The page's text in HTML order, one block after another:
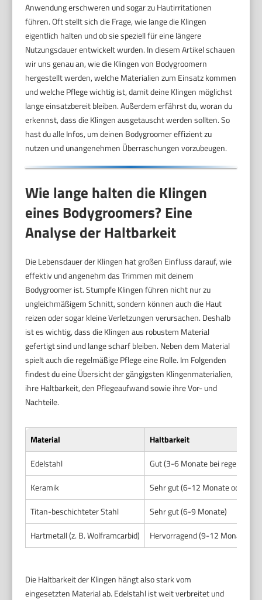
Anwendung erschweren und sogar zu Hautirritationen
führen. Oft stellt sich die Frage, wie lange die Klingen
eigentlich halten und ob sie speziell für eine längere
Nutzungsdauer entwickelt wurden. In diesem Artikel schauen
wir uns genau an, wie die Klingen von Bodygroomern
hergestellt werden, welche Materialien zum Einsatz kommen
und welche Pflege wichtig ist, damit deine Klingen möglichst
lange einsatzbereit bleiben. Außerdem erfährst du, woran du
erkennst, dass die Klingen ausgetauscht werden sollten. So
hast du alle Infos, um deinen Bodygroomer effizient zu
nutzen und unangenehmen Überraschungen vorzubeugen.
Wie lange halten die Klingen
eines Bodygroomers? Eine
Analyse der Haltbarkeit
Die Lebensdauer der Klingen hat großen Einfluss darauf, wie
effektiv und angenehm das Trimmen mit deinem
Bodygroomer ist. Stumpfe Klingen führen nicht nur zu
ungleichmäßigem Schnitt, sondern können auch die Haut
reizen oder sogar kleine Verletzungen verursachen. Deshalb
ist es wichtig, dass die Klingen aus robustem Material
gefertigt sind und lange scharf bleiben. Neben dem Material
spielt auch die regelmäßige Pflege eine Rolle. Im Folgenden
findest du eine Übersicht der gängigsten Klingenmaterialien,
ihre Haltbarkeit, den Pflegeaufwand sowie ihre Vor- und
Nachteile.
Material
Haltbarkeit
Edelstahl
Gut (3-6 Monate bei
Keramik
Sehr gut (6-12 Monate oder
Titan-beschichteter Stahl
Sehr gut (6-9 Monate)
Hartmetall (z. B. Wolframcarbid)
Hervorragend (9-12 Monate
Die Haltbarkeit der Klingen hängt also stark vom
eingesetzten Material ab. Edelstahl ist weit verbreitet und